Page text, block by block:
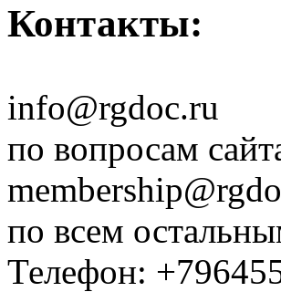
Контакты:
info@rgdoc.ru
по вопросам
по всем
Телефон: